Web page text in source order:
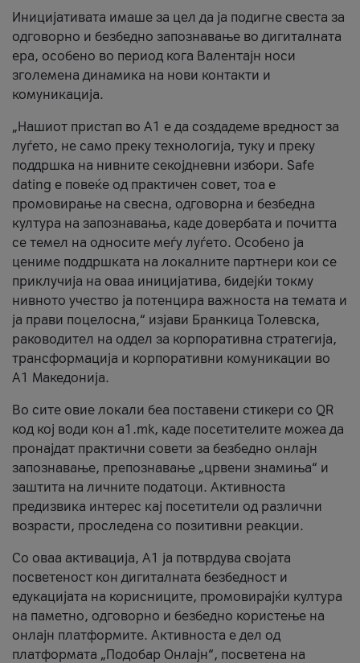
Иницијативата имаше за цел да ја подигне свеста за
одговорно и безбедно запознавање во дигиталната
ера, особено во период кога Валентајн носи
зголемена динамика на нови контакти и
комуникација.
„Нашиот пристап во А1 е да создадеме вредност за
луѓето, не само преку технологија, туку и преку
поддршка на нивните секојдневни избори. Safe
dating е повеќе од практичен совет, тоа е
промовирање на свесна, одговорна и безбедна
култура на запознавања, каде довербата и почитта
се темел на односите меѓу луѓето. Особено ја
цениме поддршката на локалните партнери кои се
приклучија на оваа иницијатива, бидејќи токму
нивното учество ја потенцира важноста на темата и
ја прави поцелосна,“ изјави Бранкица Толевска,
раководител на оддел за корпоративна стратегија,
трансформација и корпоративни комуникации во
А1 Македонија.
Во сите овие локали беа поставени стикери со QR
код кој води кон a1.mk, каде посетителите можеа да
пронајдат практични совети за безбедно онлајн
запознавање, препознавање „црвени знамиња“ и
заштита на личните податоци. Активноста
предизвика интерес кај посетители од различни
возрасти, проследена со позитивни реакции.
Со оваа активација, А1 ја потврдува својата
посветеност кон дигиталната безбедност и
едукацијата на корисниците, промовирајќи култура
на паметно, одговорно и безбедно користење на
онлајн платформите. Активноста е дел од
платформата „Подобар Онлајн“, посветена на